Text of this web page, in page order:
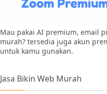
Mau pakai AI premium, email
murah? tersedia juga akun
untuk kamu gunakan.
Jasa Bikin Web Murah